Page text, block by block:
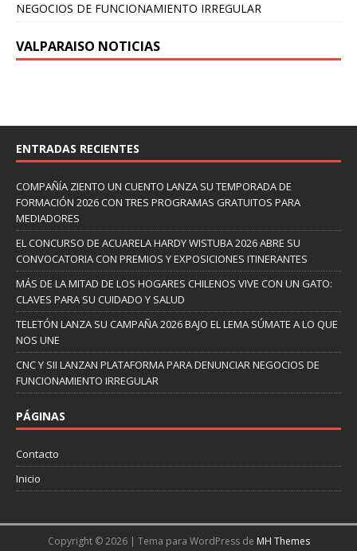
NEGOCIOS DE FUNCIONAMIENTO IRREGULAR
VALPARAISO NOTICIAS
ENTRADAS RECIENTES
COMPAÑÍA ZIENTO UN CUENTO LANZA SU TEMPORADA DE
FORMACIÓN 2026 CON TRES PROGRAMAS GRATUITOS PARA
MEDIADORES
EL CONCURSO DE ACUARELA HARDY WISTUBA 2026 ABRE SU
CONVOCATORIA CON PREMIOS Y EXPOSICIONES ITINERANTES
MÁS DE LA MITAD DE LOS HOGARES CHILENOS VIVE CON UN GATO:
CLAVES PARA SU CUIDADO Y SALUD
TELETÓN LANZA SU CAMPAÑA 2026 BAJO EL LEMA SÚMATE A LO QUE
NOS UNE
CNC Y SII LANZAN PLATAFORMA PARA DENUNCIAR NEGOCIOS DE
FUNCIONAMIENTO IRREGULAR
PÁGINAS
Contacto
Inicio
Copyright © 2026 | Tema para WordPress de MH Themes